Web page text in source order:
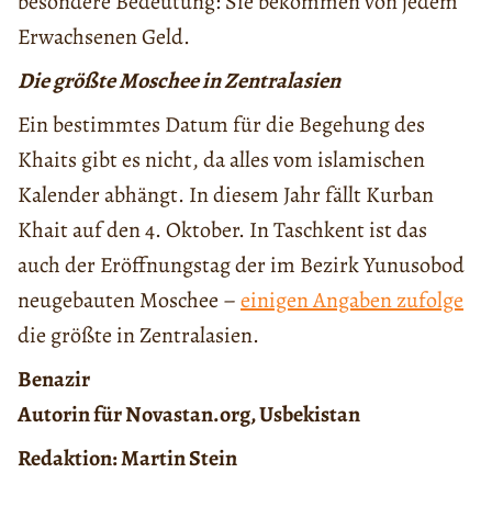
Erwachsenen Geld.
Die größte Moschee in Zentralasien
Ein bestimmtes Datum für die Begehung des
Khaits gibt es nicht, da alles vom islamischen
Kalender abhängt. In diesem Jahr fällt Kurban
Khait auf den 4. Oktober. In Taschkent ist das
auch der Eröffnungstag der im Bezirk Yunusobod
neugebauten Moschee –einigen Angaben zufolge
die größte in Zentralasien.
Benazir
Autorin für Novastan.org, Usbekistan
Redaktion: Martin Stein